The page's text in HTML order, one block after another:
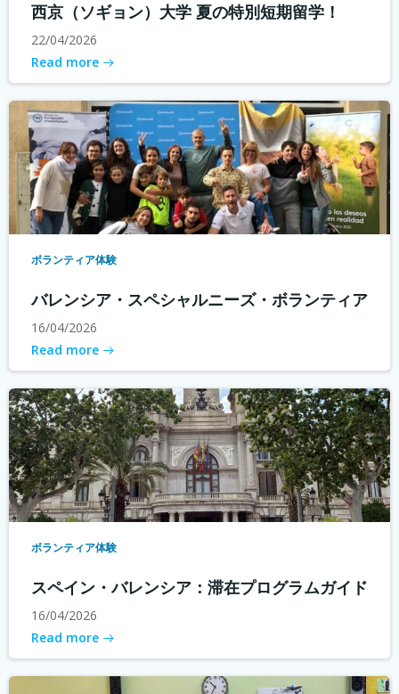
西京（ソギョン）大学 夏の特別短期留学！
22/04/2026
Read more
ボランティア体験
バレンシア・スペシャルニーズ・ボランティア
16/04/2026
Read more
ボランティア体験
スペイン・バレンシア：滞在プログラムガイド
16/04/2026
Read more